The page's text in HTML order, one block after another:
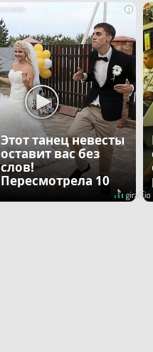
i
Этот танец невесты
оставит вас без
слов!
Пересмотрела 10